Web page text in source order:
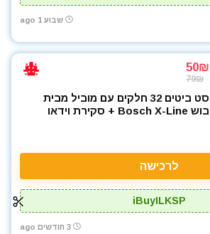
שבוע 1 ago
50₪
79₪
סט ביטים 32 חלקים עם מוביל מבית
בוש Bosch X-Line + סקירת וידאו
לרכישה
iBuyILKSP
3 חודשים ago